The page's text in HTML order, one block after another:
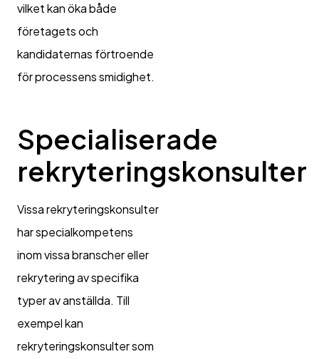
vilket kan öka både
företagets och
kandidaternas förtroende
för processens smidighet.
Specialiserade
rekryteringskonsulter
Vissa rekryteringskonsulter
har specialkompetens
inom vissa branscher eller
rekrytering av specifika
typer av anställda. Till
exempel kan
rekryteringskonsulter som